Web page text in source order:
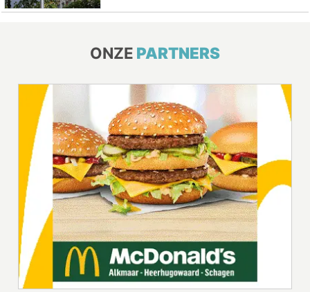
ONZE PARTNERS